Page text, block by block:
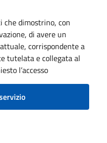
dimostrino, con
di avere un
corrispondente a
tutelata e collegata al
l’accesso